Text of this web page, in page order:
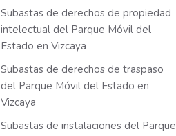
Subastas de derechos de propiedad
intelectual del Parque Móvil del
Estado en Vizcaya
Subastas de derechos de traspaso
del Parque Móvil del Estado en
Vizcaya
Subastas de instalaciones del Parque